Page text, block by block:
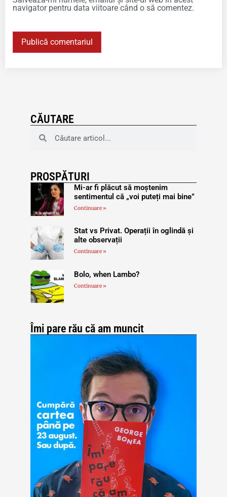
navigator pentru data viitoare când o să comentez.
CĂUTARE
PROSPĂTURI
Mi-ar fi plăcut să moștenim
sentimentul că „voi puteți mai bine”
Continuare »
Stat vs Privat. Operații în oglindă și
alte observații
Continuare »
Bolo, when Lambo?
Continuare »
Îmi pare rău că am muncit